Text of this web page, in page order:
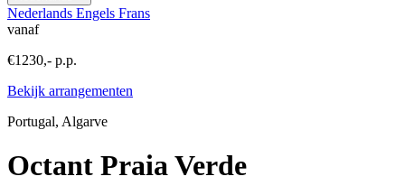
Nederlands Engels Frans
vanaf
€1230,- p.p.
Bekijk arrangementen
Portugal, Algarve
Octant Praia Verde